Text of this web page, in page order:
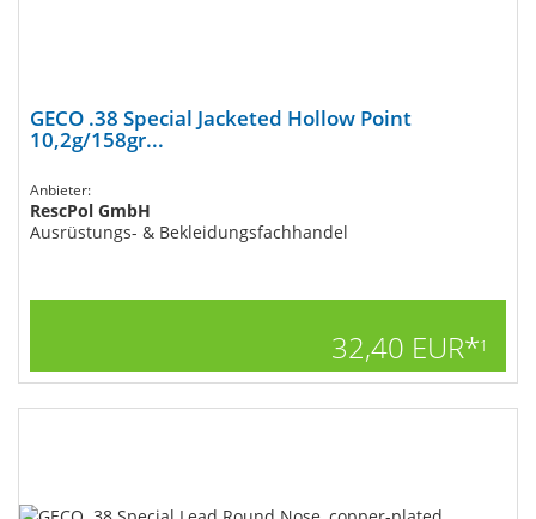
GECO .38 Special Jacketed Hollow Point
10,2g/158gr...
Anbieter:
RescPol GmbH
Ausrüstungs- & Bekleidungsfachhandel
32,40 EUR*1